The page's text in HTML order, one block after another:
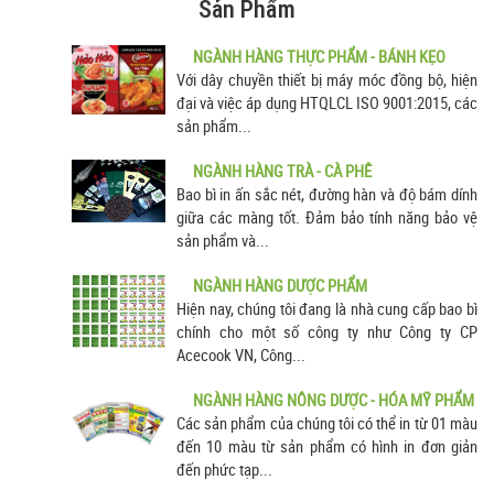
Sản Phẩm
NGÀNH HÀNG THỰC PHẨM - BÁNH KẸO
Với dây chuyền thiết bị máy móc đồng bộ, hiện
đại và việc áp dụng HTQLCL ISO 9001:2015, các
sản phẩm...
NGÀNH HÀNG TRÀ - CÀ PHÊ
Bao bì in ấn sắc nét, đường hàn và độ bám dính
giữa các màng tốt. Đảm bảo tính năng bảo vệ
sản phẩm và...
NGÀNH HÀNG DƯỢC PHẨM
Hiện nay, chúng tôi đang là nhà cung cấp bao bì
chính cho một số công ty như Công ty CP
Acecook VN, Công...
NGÀNH HÀNG NÔNG DƯỢC - HÓA MỸ PHẨM
Các sản phẩm của chúng tôi có thể in từ 01 màu
đến 10 màu từ sản phẩm có hình in đơn giản
đến phức tạp...